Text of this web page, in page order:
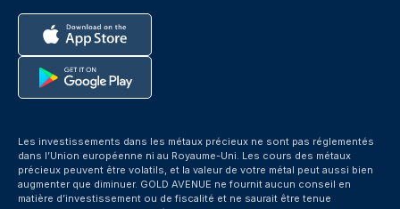
Les investissements dans les métaux précieux ne sont pas réglementés
dans l’Union européenne ni au Royaume-Uni. Les cours des métaux
précieux peuvent être volatils, et la valeur de votre métal peut aussi bien
augmenter que diminuer. GOLD AVENUE ne fournit aucun conseil en
matière d’investissement ou de fiscalité et ne saurait être tenue